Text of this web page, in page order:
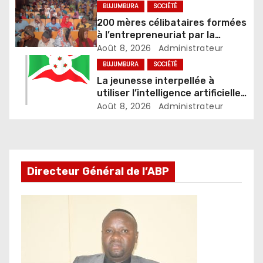
BUJUMBURA SOCIÉTÉ
200 mères célibataires formées
à l’entrepreneuriat par la
Fondation Umugiraneza et
l’OPDD
Août 8, 2026 Administrateur
BUJUMBURA SOCIÉTÉ
La jeunesse interpellée à
utiliser l’intelligence artificielle
de façon responsable
Août 8, 2026 Administrateur
Directeur Général de l’ABP